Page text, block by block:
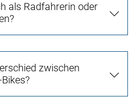
als Radfahrerin oder
zwischen